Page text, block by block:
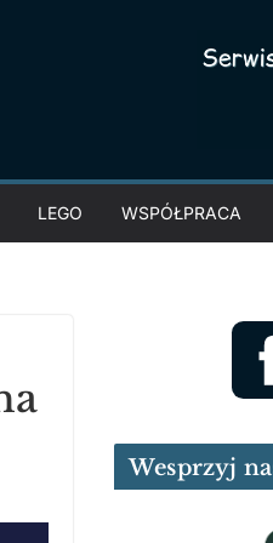
LEGO WSPÓŁPRACA
Wesprzyj